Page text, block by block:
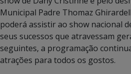
Municipal Padre Thomaz
poderá assistir ao show nacional
seus sucessos que atravessam
seguintes, a programação
atrações para todos os gostos.